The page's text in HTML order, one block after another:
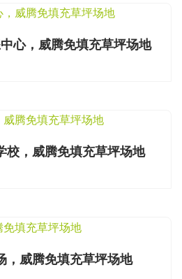
心，威腾免填充草坪场地
校，威腾免填充草坪场地
，威腾免填充草坪场地